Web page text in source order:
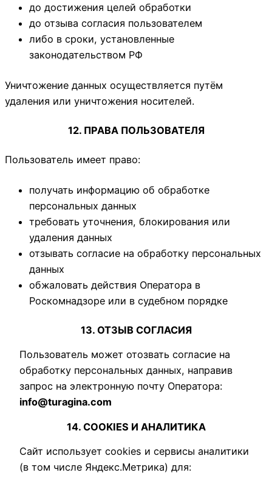
до достижения целей обработки
до отзыва согласия пользователем
либо в сроки, установленные
законодательством РФ
Уничтожение данных осуществляется путём
удаления или уничтожения носителей.
12. ПРАВА ПОЛЬЗОВАТЕЛЯ
Пользователь имеет право:
получать информацию об обработке
персональных данных
требовать уточнения, блокирования или
удаления данных
отзывать согласие на обработку персональных
данных
обжаловать действия Оператора в
Роскомнадзоре или в судебном порядке
13. ОТЗЫВ СОГЛАСИЯ
Пользователь может отозвать согласие на
обработку персональных данных, направив
запрос на электронную почту Оператора:
info@turagina.com
14. COOKIES И АНАЛИТИКА
Сайт использует cookies и сервисы аналитики
(в том числе Яндекс.Метрика) для: